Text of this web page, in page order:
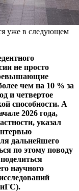
уже в следующем
не просто
чем на 10 % за
и четвертое
способности. А
2026 года,
указал
дальнейшего
по этому поводу
научного